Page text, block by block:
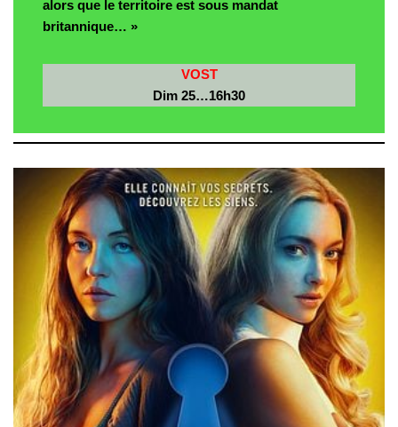
alors que le territoire est sous mandat
britannique… »
VOST
Dim 25…16h30